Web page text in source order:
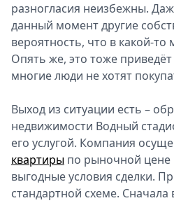
разногласия неизбежны.
данный момент другие
вероятность, что в какой-
Опять же, это тоже
многие люди не хотят
Выход из ситуации есть –
недвижимости Водный
его услугой. Компания
квартиры по рыночной цене
выгодные условия сделки.
стандартной схеме. Сначала